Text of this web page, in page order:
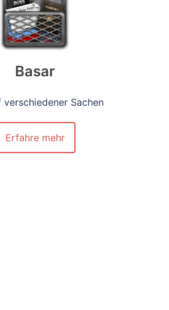
Basar
verschiedener Sachen
Erfahre mehr